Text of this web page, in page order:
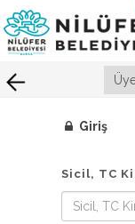
Giriş
Sicil, TC